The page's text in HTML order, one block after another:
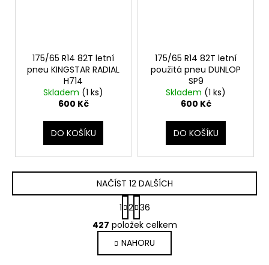
175/65 R14 82T letní
pneu KINGSTAR RADIAL
H714
Skladem (1 ks)
600 Kč
DO KOŠÍKU
175/65 R14 82T letní
použitá pneu DUNLOP
SP9
Skladem (1 ks)
600 Kč
DO KOŠÍKU
O
v
l
á
NAČÍST 12 DALŠÍCH
S
t
r
á
n
k
1 2 36
427 položek celkem
NAHORU